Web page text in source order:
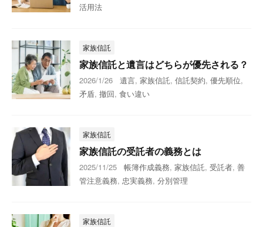
活用法
家族信託
家族信託と遺言はどちらが優先される？
2026/1/26 遺言, 家族信託, 信託契約, 優先順位,
矛盾, 撤回, 食い違い
家族信託
家族信託の受託者の義務とは
2025/11/25 帳簿作成義務, 家族信託, 受託者, 善
管注意義務, 忠実義務, 分別管理
家族信託